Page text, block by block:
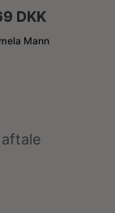
DKK
Mann